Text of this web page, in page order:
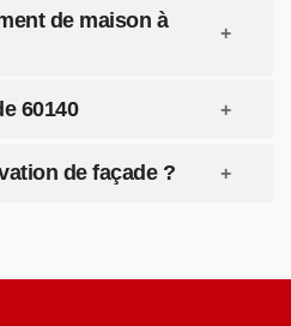
de maison à
60140
de façade ?